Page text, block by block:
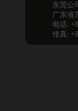
东莞公
广东省
电话:
传真: